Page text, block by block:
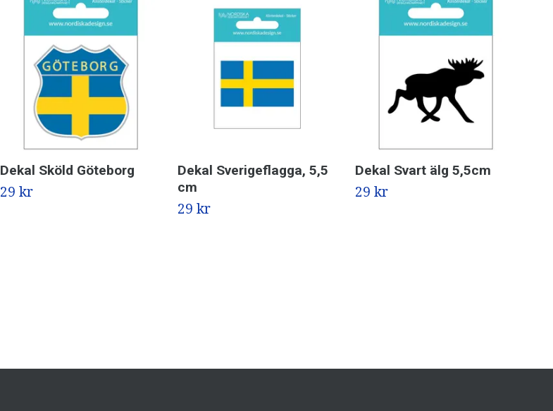
Dekal Sköld Göteborg
29 kr
Dekal Sverigeflagga, 5,5
cm
29 kr
Dekal Svart älg 5,5cm
29 kr